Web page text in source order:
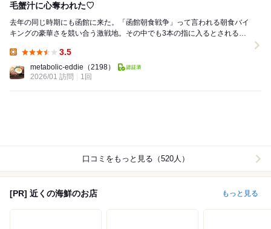
毛蟹汁に心奪われた♡
去年の同じ時期にも函館に来た。「函館朝食戦争」って言われる朝食バイ
キングの豪華さを競い合う激戦地。その中でも3本の指に入るとされるホ
3.5
metabolic-eddie （2198）
2026/01 訪問
1回
口コミをもっと見る（520人）
[PR] 近くの海鮮のお店 もっと見る